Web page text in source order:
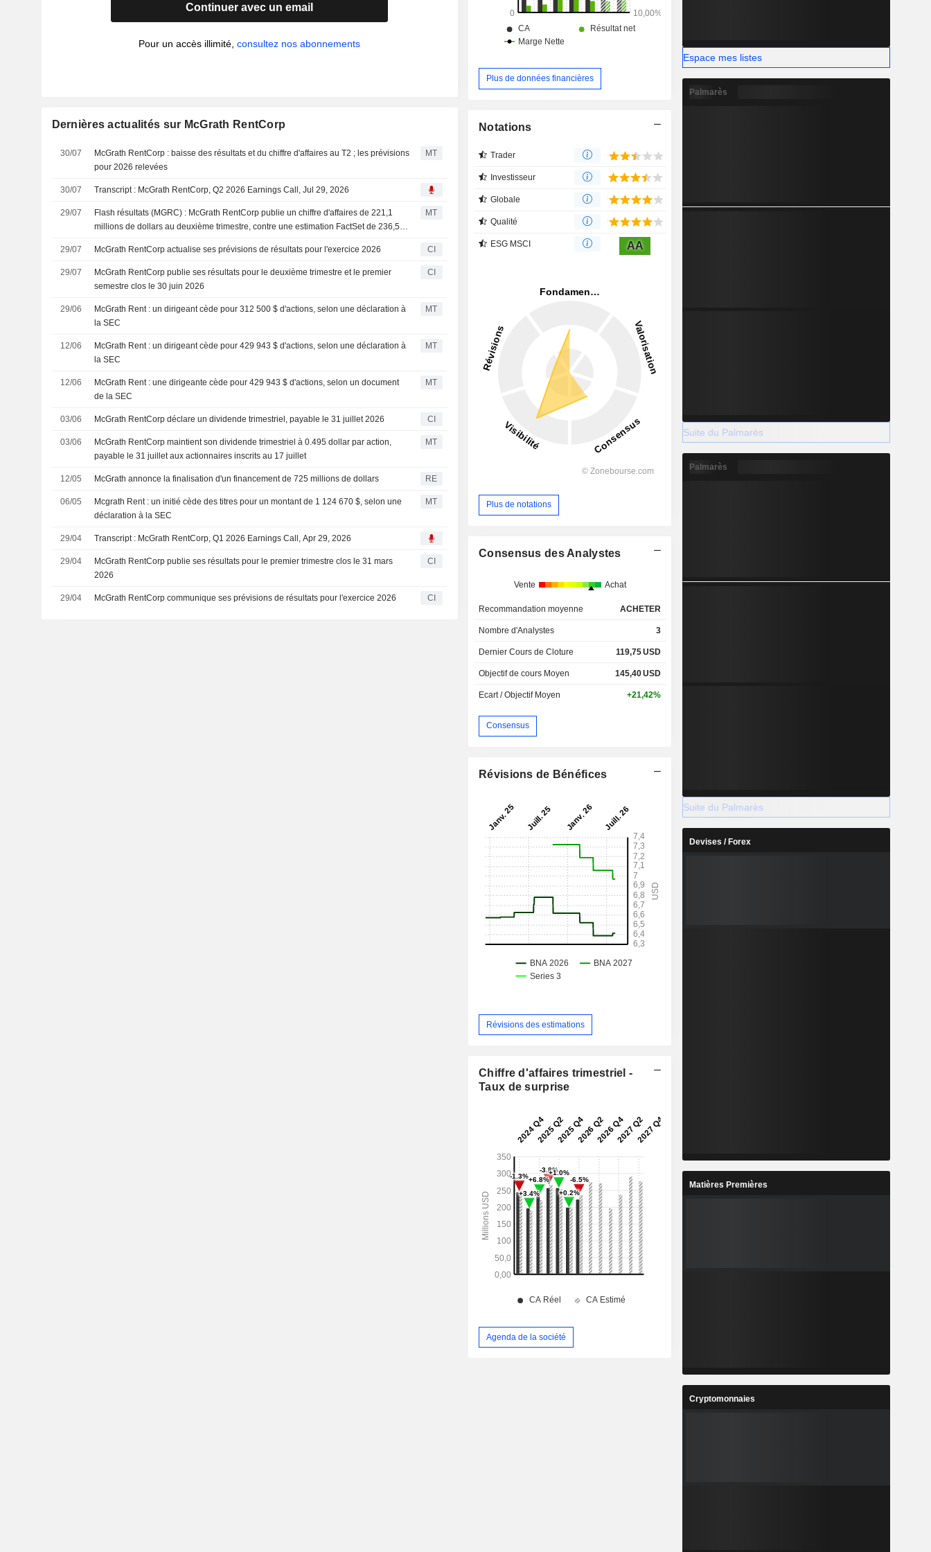
Continuer avec un email
Pour un accès illimité,consultez nos abonnements
Dernières actualités sur McGrath RentCorp
30/07
McGrath RentCorp : baisse des résultats et du chiffre d'affaires au T2 ; les prévisions
pour 2026 relevées
MT
30/07 Transcript : McGrath RentCorp, Q2 2026 Earnings Call, Jul 29, 2026
29/07
Flash résultats (MGRC) : McGrath RentCorp publie un chiffre d'affaires de 221,1
millions de dollars au deuxième trimestre, contre une estimation FactSet de 236,5
MT
29/07 McGrath RentCorp actualise ses prévisions de résultats pour l'exercice 2026 CI
29/07
McGrath RentCorp publie ses résultats pour le deuxième trimestre et le premier
semestre clos le 30 juin 2026
CI
29/06
McGrath Rent : un dirigeant cède pour 312 500 $ d'actions, selon une déclaration à
la SEC
MT
12/06
McGrath Rent : un dirigeant cède pour 429 943 $ d'actions, selon une déclaration à
la SEC
MT
12/06
McGrath Rent : une dirigeante cède pour 429 943 $ d'actions, selon un document
de la SEC
MT
03/06 McGrath RentCorp déclare un dividende trimestriel, payable le 31 juillet 2026 CI
03/06
McGrath RentCorp maintient son dividende trimestriel à 0.495 dollar par action,
payable le 31 juillet aux actionnaires inscrits au 17 juillet
MT
12/05 McGrath annonce la finalisation d'un financement de 725 millions de dollars RE
06/05
Mcgrath Rent : un initié cède des titres pour un montant de 1 124 670 $, selon une
déclaration à la SEC
MT
29/04 Transcript : McGrath RentCorp, Q1 2026 Earnings Call, Apr 29, 2026
29/04
McGrath RentCorp publie ses résultats pour le premier trimestre clos le 31 mars
2026
CI
29/04 McGrath RentCorp communique ses prévisions de résultats pour l'exercice 2026 CI
en Californie.
Plus de données financières
Notations
Trader
Investisseur
Globale
Qualité
ESG MSCI AA
Plus de notations
Consensus des Analystes
Vente Achat
Recommandation moyenne ACHETER
Nombre d'Analystes 3
Dernier Cours de Cloture 119,75USD
Objectif de cours Moyen 145,40USD
Ecart / Objectif Moyen +21,42%
Consensus
Révisions de Bénéfices
Révisions des estimations
Chiffre d'affaires trimestriel -
Taux de surprise
Agenda de la société
Espace mes listes
Palmarès
Suite du Palmarès
Palmarès
Suite du Palmarès
Devises / Forex
Matières Premières
Cryptomonnaies